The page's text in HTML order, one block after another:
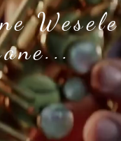
Wesele